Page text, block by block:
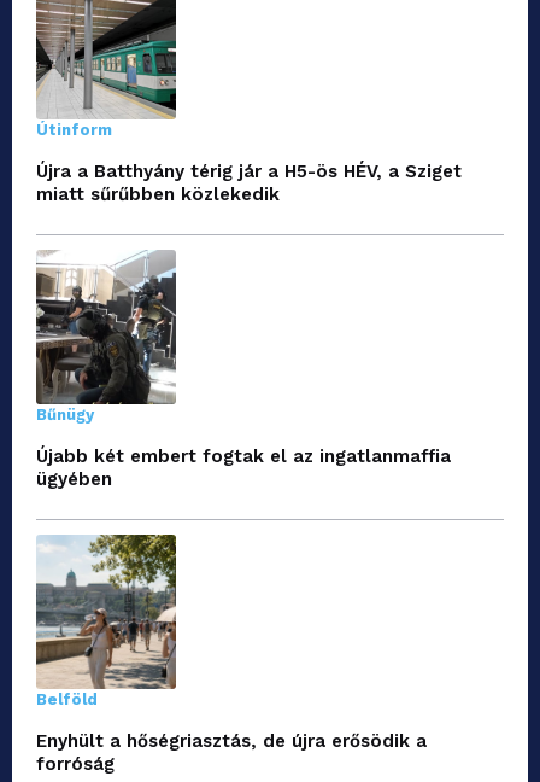
Útinform
Újra a Batthyány térig jár a H5-ös HÉV, a Sziget
miatt sűrűbben közlekedik
Bűnügy
Újabb két embert fogtak el az ingatlanmaffia
ügyében
Belföld
Enyhült a hőségriasztás, de újra erősödik a
forróság